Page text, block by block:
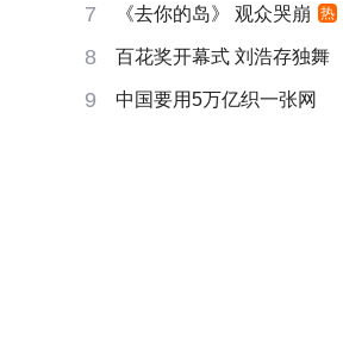
7 《去你的岛》 观众哭崩 热
8 百花奖开幕式 刘浩存独舞
9 中国要用5万亿织一张网